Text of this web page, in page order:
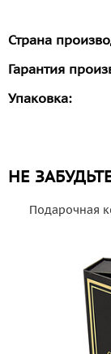
Страна
Гарантия
Упаковка:
НЕ
Подарочная